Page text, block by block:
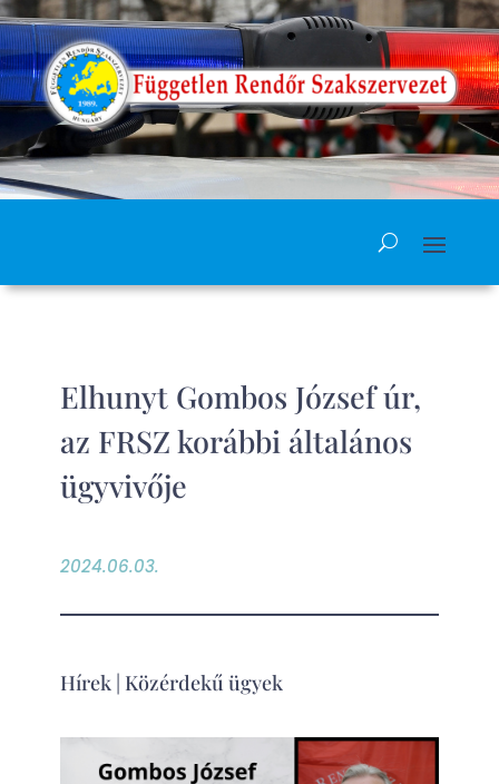
Elhunyt Gombos József úr,
az FRSZ korábbi általános
ügyvivője
2024.06.03.
Hírek| Közérdekű ügyek